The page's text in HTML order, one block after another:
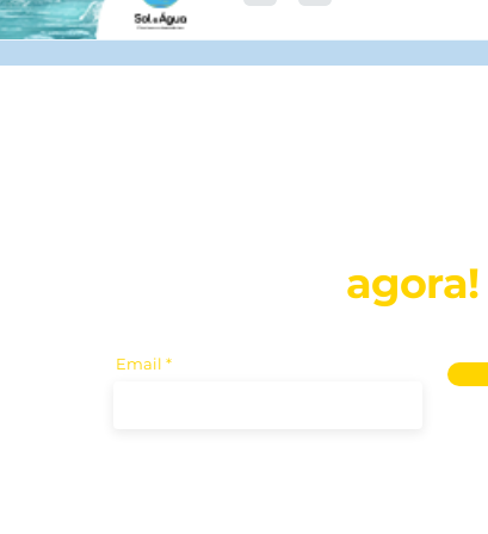
agora!
Email